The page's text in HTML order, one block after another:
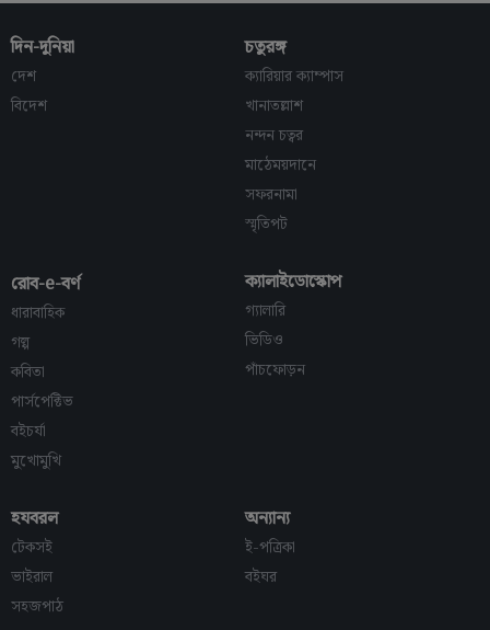
দিন-দুনিয়া
দেশ
বিদেশ
চতুরঙ্গ
ক্যারিয়ার ক্যাম্পাস
খানাতল্লাশ
নন্দন চত্বর
মাঠেময়দানে
সফরনামা
স্মৃতিপট
রোব-e-বর্ণ
ধারাবাহিক
গল্প
কবিতা
পার্সপেক্টিভ
বইচর্যা
মুখোমুখি
ক্যালাইডোস্কোপ
গ্যালারি
ভিডিও
পাঁচফোড়ন
হযবরল
টেকসই
ভাইরাল
সহজপাঠ
অন্যান্য
ই-পত্রিকা
বইঘর